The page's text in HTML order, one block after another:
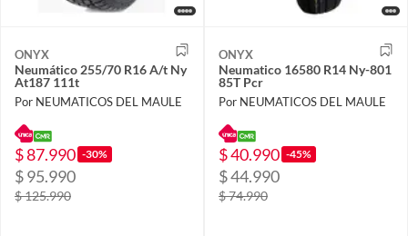
ONYX
Neumático 255/70 R16 A/t Ny
At187 111t
Por NEUMATICOS DEL MAULE
$ 87.990 -30%
$ 95.990
$ 125.990
ONYX
Neumatico 16580 R14 Ny-801
85T Pcr
Por NEUMATICOS DEL MAULE
$ 40.990 -45%
$ 44.990
$ 74.990